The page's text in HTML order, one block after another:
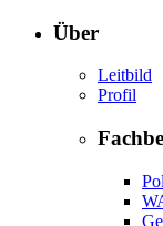
Über
Leitbild
Profil